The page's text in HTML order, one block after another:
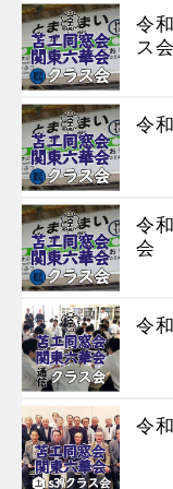
令
ス会
令
令
会
令
令